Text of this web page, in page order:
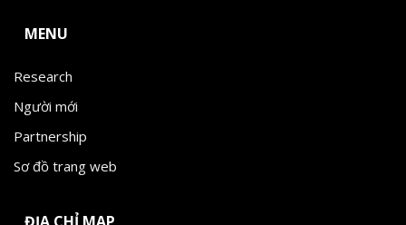
MENU
Research
Người mới
Partnership
Sơ đồ trang web